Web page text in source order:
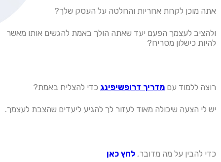
אתה מוכן לקחת אחריות והחלטה על העסק שלך?
ולהציב לעצמך הפעם יעד שאתה הולך באמת להגשים אותו מאשר
להיות כישלון מסריח?
רוצה ללמוד עם מדריך דרופשיפינג כדי להצליח באמת?
יש לי הצעה שיכולה מאוד לעזור לך להגיע ליעדים שהצבת לעצמך.
כדי להבין על מה מדובר, לחץ כאן